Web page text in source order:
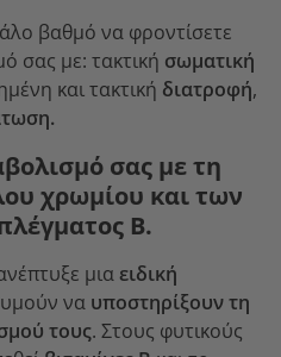
βαθμό να φροντίσετε
σας με: τακτική σωματική
και τακτική διατροφή,
σας με τη
χρωμίου και των
Β.
μιαειδική
να υποστηρίξουν τη
τους. Στους φυτικούς